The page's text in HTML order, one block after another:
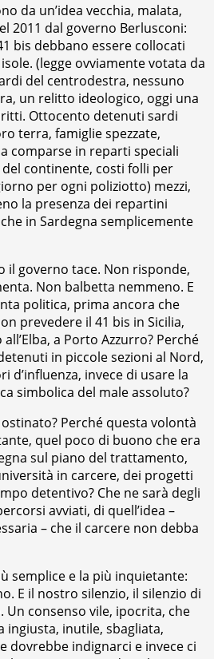
da un’idea vecchia, malata,
2011 dal governo Berlusconi:
bis debbano essere collocati
(legge ovviamente votata da
del centrodestra, nessuno
un relitto ideologico, oggi una
Ottocento detenuti sardi
terra, famiglie spezzate,
comparse in reparti speciali
continente, costi folli per
per ogni poliziotto) mezzi,
la presenza dei repartini
in Sardegna semplicemente
il governo tace. Non risponde,
Non balbetta nemmeno. E
politica, prima ancora che
prevedere il 41 bis in Sicilia,
all’Elba, a Porto Azzurro? Perché
in piccole sezioni al Nord,
invece di usare la
simbolica del male assoluto?
Perché questa volontà
quel poco di buono che era
sul piano del trattamento,
in carcere, dei progetti
detentivo? Che ne sarà degli
avviati, di quell’idea –
– che il carcere non debba
semplice e la più inquietante:
E il nostro silenzio, il silenzio di
consenso vile, ipocrita, che
ingiusta, inutile, sbagliata,
dovrebbe indignarci e invece ci